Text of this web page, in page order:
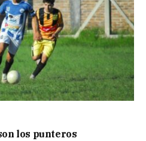
los punteros